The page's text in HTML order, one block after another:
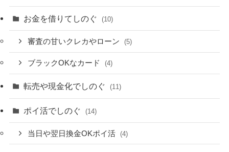
お金を借りてしのぐ (10)
審査の甘いクレカやローン (5)
ブラックOKなカード (4)
転売や現金化でしのぐ (11)
ポイ活でしのぐ (14)
当日や翌日換金OKポイ活 (4)